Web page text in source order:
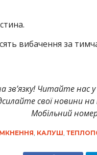
вибачення за
зв’язку! Читайте нас
свої новини
Мобільний
, КАЛУШ,